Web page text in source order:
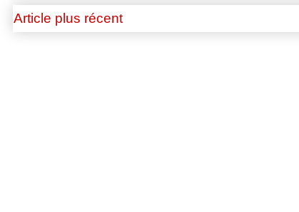
Article plus récent